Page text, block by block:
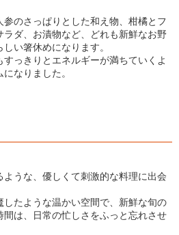
のさっぱりとした和え物、柑橘とフ
ラダ、お漬物など、どれも新鮮なお野
い箸休めになります。
っきりとエネルギーが満ちていくよ
なりました。
うな、優しくて刺激的な料理に出会
したような温かい空間で、新鮮な旬の
は、日常の忙しさをふっと忘れさせ